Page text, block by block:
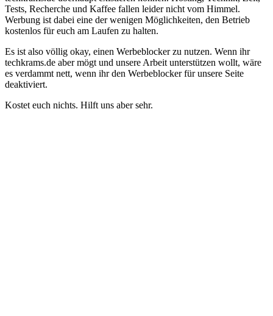
Tests, Recherche und Kaffee fallen leider nicht vom Himmel.
Werbung ist dabei eine der wenigen Möglichkeiten, den Betrieb
kostenlos für euch am Laufen zu halten.
Es ist also völlig okay, einen Werbeblocker zu nutzen. Wenn ihr
techkrams.de aber mögt und unsere Arbeit unterstützen wollt, wäre
es verdammt nett, wenn ihr den Werbeblocker für unsere Seite
deaktiviert.
Kostet euch nichts. Hilft uns aber sehr.